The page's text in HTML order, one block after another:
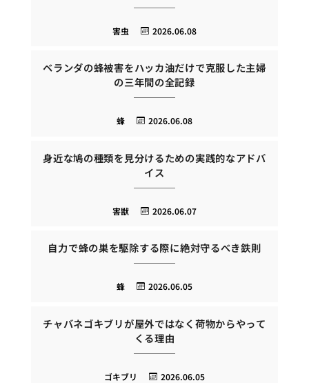
2026.06.08
害虫
ベランダの蜂被害をハッカ油だけで克服した主婦
の三年間の全記録
2026.06.08
蜂
身近な鳩の種類を見分けるための実践的なアドバ
イス
2026.06.07
害獣
自力で蜂の巣を駆除する際に絶対守るべき鉄則
2026.06.05
蜂
チャバネゴキブリが屋外ではなく荷物からやって
くる理由
2026.06.05
ゴキブリ